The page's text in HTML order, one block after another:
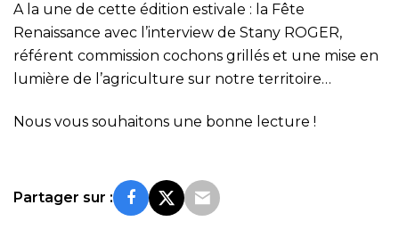
A la une de cette édition estivale : la Fête
Renaissance avec l’interview de Stany ROGER,
référent commission cochons grillés et une mise en
lumière de l’agriculture sur notre territoire…
Nous vous souhaitons une bonne lecture !
Partager sur :